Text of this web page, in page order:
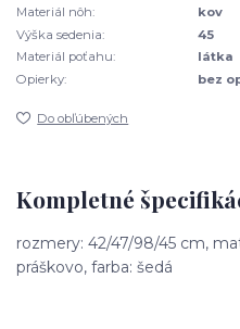
Materiál nôh:
kov
Výška sedenia:
45
Materiál poťahu:
látka
Opierky:
bez
Do obľúbených
Kompletné
rozmery: 42/47/98/45 cm,
práškovo, farba: šedá